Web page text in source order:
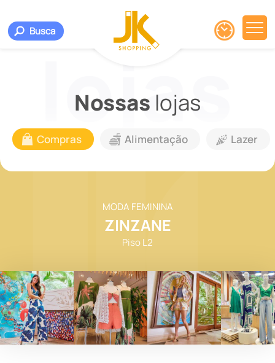
Busca
Nossas lojas
Compras Alimentação Lazer
MODA FEMININA
ZINZANE
Piso L2